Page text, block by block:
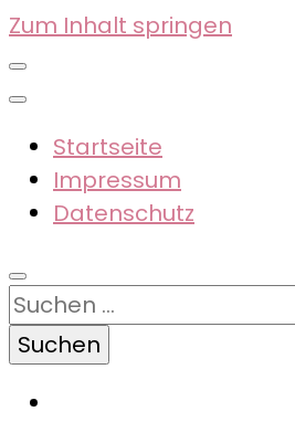
Zum Inhalt springen
Startseite
Impressum
Datenschutz
Suchen
nach: